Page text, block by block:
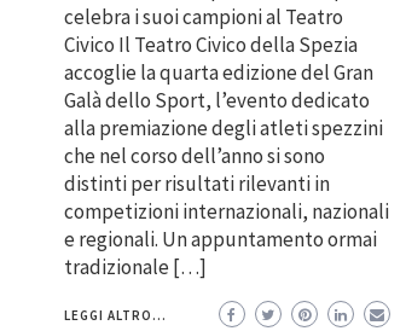
celebra i suoi campioni al Teatro
Civico Il Teatro Civico della Spezia
accoglie la quarta edizione del Gran
Galà dello Sport, l’evento dedicato
alla premiazione degli atleti spezzini
che nel corso dell’anno si sono
distinti per risultati rilevanti in
competizioni internazionali, nazionali
e regionali. Un appuntamento ormai
tradizionale […]
LEGGI ALTRO...